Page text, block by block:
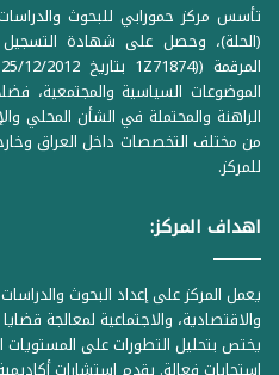
(الحلة)، وحصل على شهادة التسجيل
الموضوعات السياسية والمجتمعية،
الراهنة والمحتملة في الشأن المحلي
من مختلف التخصصات داخل العراق
للمركز.
اهداف المركز:
يعمل المركز على إعداد البحوث
والاقتصادية، والاجتماعية لمعالجة
يختص بتحليل التطورات على المستويات